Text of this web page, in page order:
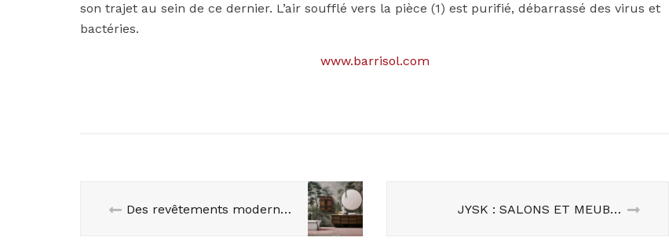
son trajet au sein de ce dernier. L’air soufflé vers la pièce (1) est purifié, débarrassé des virus et
bactéries.
www.barrisol.com
Des revêtements modernes et uniques dans votre maison JYSK : SALONS ET MEUBLES LOUNGE POUR VOTRE EXTÉRIEUR